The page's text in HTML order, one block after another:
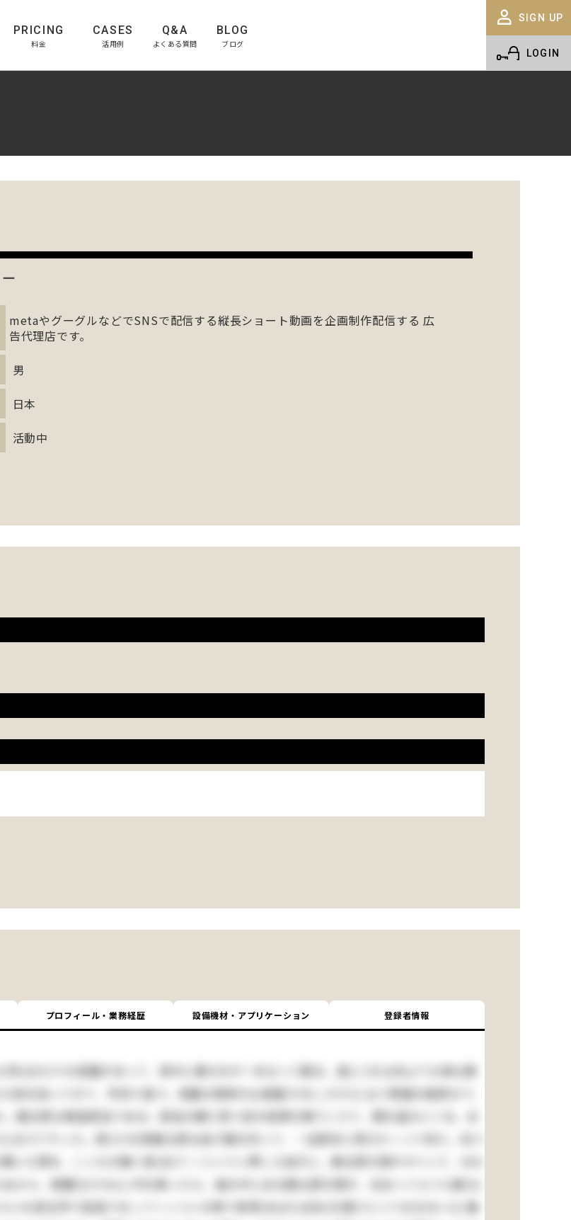
PRICING
料金
CASES
活用例
Q&A
よくある質問
BLOG
ブログ
SIGN UP
LOGIN
metaやグーグルなどでSNSで配信する縦長ショート動画を企画制作配信する 広
告代理店です。
男
日本
活動中
プロフィール・業務経歴 設備機材・ アプリケーション 登録者情報
(ばか)りの菜園があって、真中に栗の木が一本立って居る。是(こ)れは命より大事な栗
奴を拾ってきて、学校で食う。菜園の西側が山城屋(やましろや)と云う質屋の庭続きで、
勘太郎は無論弱虫である。弱虫の癖に四つ目の垣根を乗りこえて、栗を盗みにくる。あ
)まえてやった。其(その)時勘太郎は逃げ路を失って、一生懸命に飛びかゝって来た。向う
いた頭を、こっちの胸へ宛(あ)てゝぐいぐい押した拍子に、勘太郎の頭がすべって、おれ
から、無闇(むやみ)に手を振ったら、袖の中にある勘太郎の頭が、左右へぐらぐら靡(な
んち)前台所で宙返りをしてへっついの角で肋骨(あばらぼね)を撲(う)って大(おおい)に痛